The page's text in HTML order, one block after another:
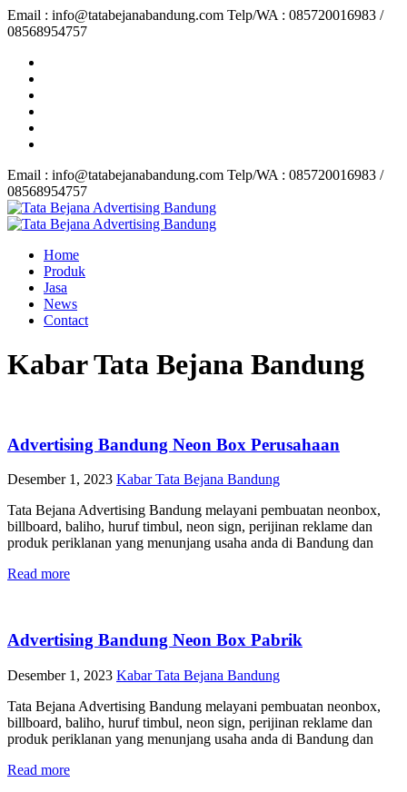
Email : info@tatabejanabandung.com Telp/WA : 085720016983 /
08568954757
Email : info@tatabejanabandung.com Telp/WA : 085720016983 /
08568954757
Home
Produk
Jasa
News
Contact
Kabar Tata Bejana Bandung
Advertising Bandung Neon Box Perusahaan
Desember 1, 2023 Kabar Tata Bejana Bandung
Tata Bejana Advertising Bandung melayani pembuatan neonbox,
billboard, baliho, huruf timbul, neon sign, perijinan reklame dan
produk periklanan yang menunjang usaha anda di Bandung dan
Read more
Advertising Bandung Neon Box Pabrik
Desember 1, 2023 Kabar Tata Bejana Bandung
Tata Bejana Advertising Bandung melayani pembuatan neonbox,
billboard, baliho, huruf timbul, neon sign, perijinan reklame dan
produk periklanan yang menunjang usaha anda di Bandung dan
Read more